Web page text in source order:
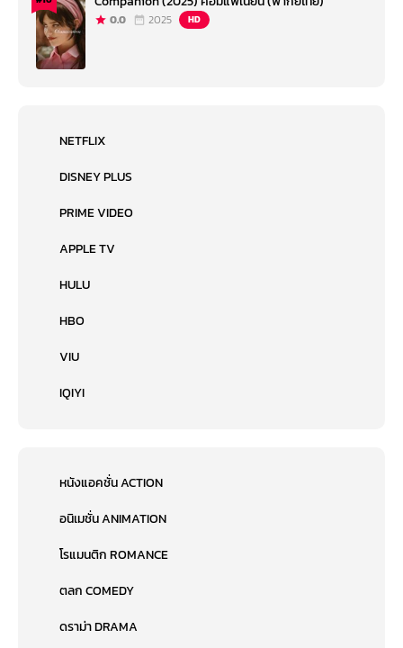
0.0 2025 HD
NETFLIX
DISNEY PLUS
PRIME VIDEO
APPLE TV
HULU
HBO
VIU
IQIYI
หนังแอคชั่น ACTION
อนิเมชั่น ANIMATION
โรแมนติก ROMANCE
ตลก COMEDY
ดราม่า DRAMA